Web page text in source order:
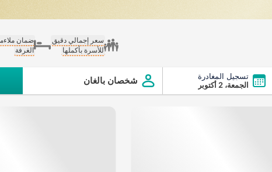
سعر إجمالي دقيق
للأسرة بأكملها
ضمان
الغرفة
تسجيل المغادرة
الجمعة، 2 أكتوبر
شخصان بالغان